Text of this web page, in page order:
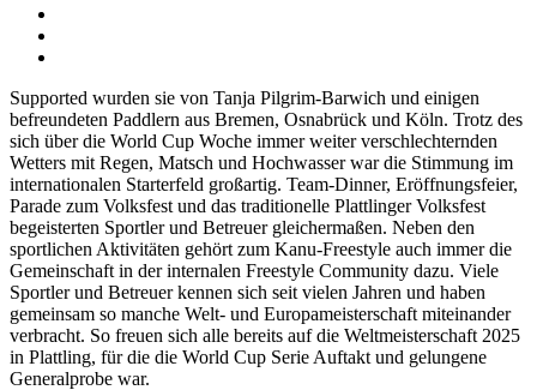
Supported wurden sie von Tanja Pilgrim-Barwich und einigen
befreundeten Paddlern aus Bremen, Osnabrück und Köln. Trotz des
sich über die World Cup Woche immer weiter verschlechternden
Wetters mit Regen, Matsch und Hochwasser war die Stimmung im
internationalen Starterfeld großartig. Team-Dinner, Eröffnungsfeier,
Parade zum Volksfest und das traditionelle Plattlinger Volksfest
begeisterten Sportler und Betreuer gleichermaßen. Neben den
sportlichen Aktivitäten gehört zum Kanu-Freestyle auch immer die
Gemeinschaft in der internalen Freestyle Community dazu. Viele
Sportler und Betreuer kennen sich seit vielen Jahren und haben
gemeinsam so manche Welt- und Europameisterschaft miteinander
verbracht. So freuen sich alle bereits auf die Weltmeisterschaft 2025
in Plattling, für die die World Cup Serie Auftakt und gelungene
Generalprobe war.